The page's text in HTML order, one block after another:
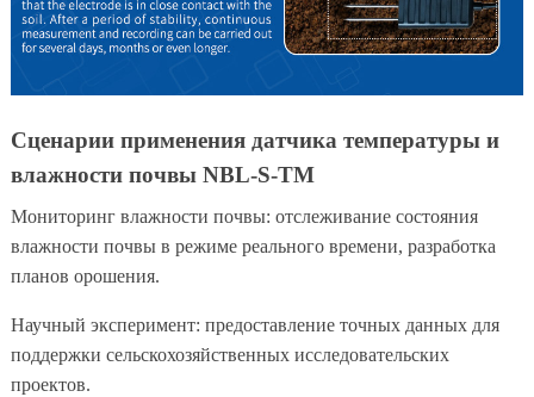
Сценарии применения датчика температуры и
влажности почвы NBL-S-TM
Мониторинг влажности почвы: отслеживание состояния
влажности почвы в режиме реального времени, разработка
планов орошения.
Научный эксперимент: предоставление точных данных для
поддержки сельскохозяйственных исследовательских
проектов.